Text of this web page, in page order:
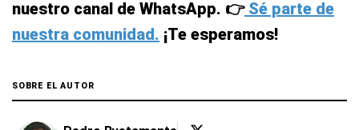
nuestro canal de WhatsApp. 👉Sé parte de
nuestra comunidad. ¡Te esperamos!
SOBRE EL AUTOR